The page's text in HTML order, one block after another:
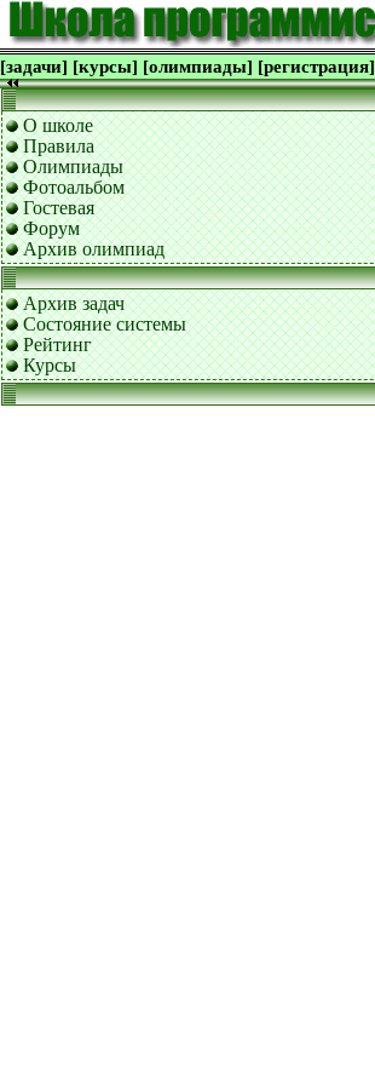
[задачи] [курсы] [олимпиады] [регистрация]
О школе
Правила
Олимпиады
Фотоальбом
Гостевая
Форум
Архив олимпиад
Архив задач
Состояние системы
Рейтинг
Курсы